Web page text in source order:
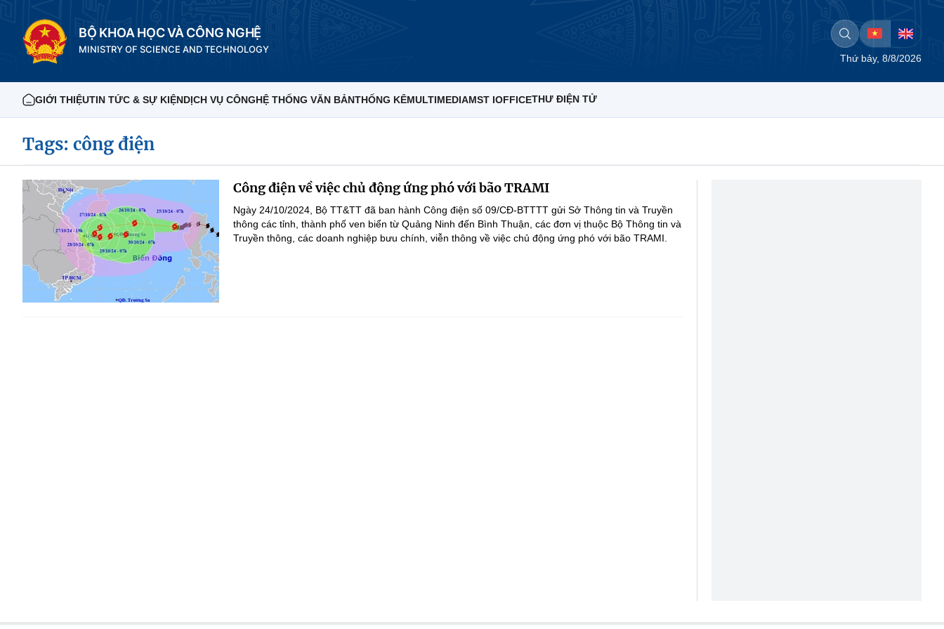
BỘ KHOA HỌC VÀ CÔNG NGHỆ
MINISTRY OF SCIENCE AND TECHNOLOGY
Thứ bảy, 8/8/2026
GIỚI THIỆUTIN TỨC & SỰ KIỆNDỊCH VỤ CÔNGHỆ THỐNG VĂN BẢNTHỐNG KÊMULTIMEDIAMST IOFFICETHƯ ĐIỆN TỬ
Tags: công điện
Công điện về việc chủ động ứng phó với bão TRAMI
Ngày 24/10/2024, Bộ TT&TT đã ban hành Công điện số 09/CĐ-BTTTT gửi Sở Thông tin và Truyền
thông các tỉnh, thành phố ven biển từ Quảng Ninh đến Bình Thuận, các đơn vị thuộc Bộ Thông tin và
Truyền thông, các doanh nghiệp bưu chính, viễn thông về việc chủ động ứng phó với bão TRAMI.